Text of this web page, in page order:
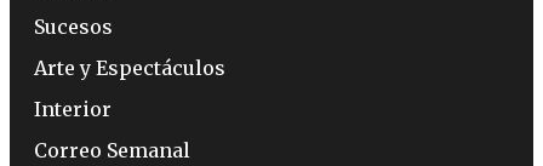
Sucesos
Arte y Espectáculos
Interior
Correo Semanal